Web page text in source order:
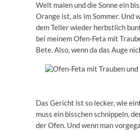
Welt malen und die Sonne ein
Orange ist, als im Sommer. Und
dem Teller wieder herbstlich
bei meinem Ofen-Feta mit
Bete. Also, wenn da das Auge
Das Gericht ist so lecker, wie
muss ein bisschen schnippeln,
der Ofen. Und wenn man